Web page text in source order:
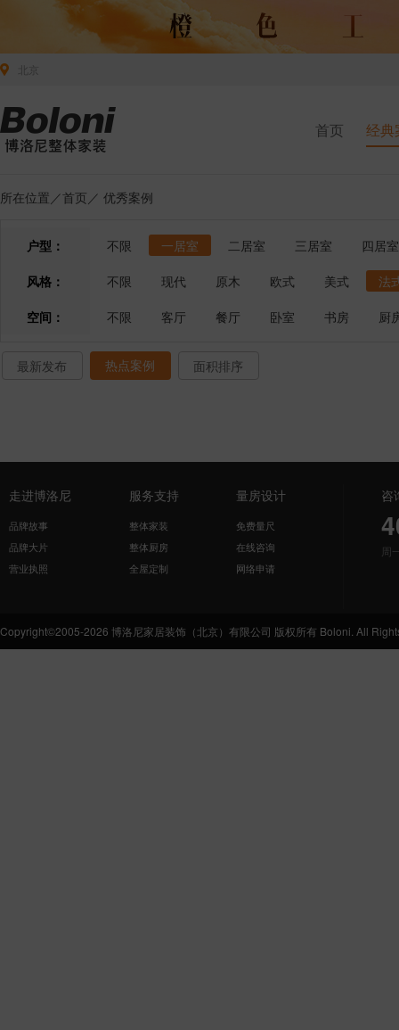
首页 经典
所在位置／首页 ／ 优秀案例
户型： 不限 一居室 二居室 三居室
四居室
风格：
不限 现代 原木 欧式 美式
法
空间：
不限 客厅 餐厅 卧室 书房 厨
最新发布 热点案例 面积排序
走进博洛尼
品牌故事
品牌大片
营业执照
服务支持
整体家装
整体厨房
全屋定制
量房设计
免费量尺
在线咨询
网络申请
咨
周
Copyright©2005-2026 博洛尼家居装饰（北京）有限公司 版权所有 Boloni. All